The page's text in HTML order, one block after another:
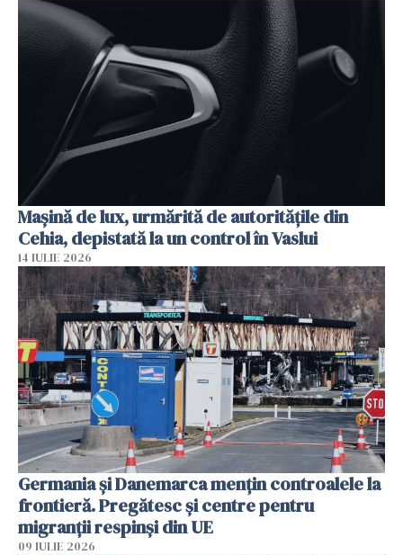
Mașină de lux, urmărită de autoritățile din
Cehia, depistată la un control în Vaslui
14 IULIE 2026
Germania și Danemarca mențin controalele la
frontieră. Pregătesc și centre pentru
migranții respinși din UE
09 IULIE 2026